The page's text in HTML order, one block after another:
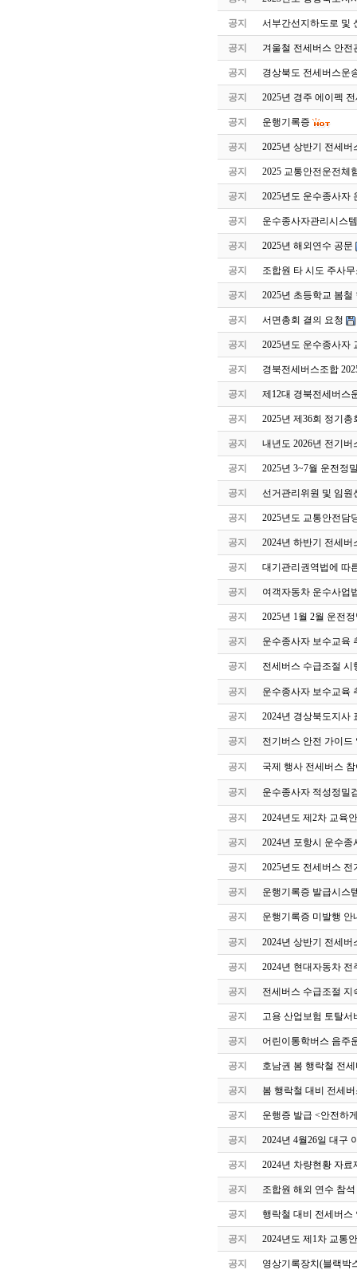
공지 서부간선지하도로 및
공지 겨울철 전세버스 안전
공지 경상북도 전세버스운
공지 2025년 경주 에이펙
공지 운행기록증
공지 2025년 상반기 전세
공지 2025 교통안전운전체
공지 2025년도 운수종사자
공지 운수종사자관리시스
공지 2025년 해외연수 공문
공지 조합원 타 시도 주사
공지 2025년 초등학교 봄
공지 서면총회 결의 요청
공지 2025년도 운수종사자
공지 경북전세버스조합
공지 제12대 경북전세버스
공지 2025년 제36회 정기총
공지 내년도 2026년 전기
공지 2025년 3~7월 운전정
공지 선거관리위원 및 임원
공지 2025년도 교통안전담
공지 2024년 하반기 전세
공지 대기관리권역법에 따
공지 여객자동차 운수사업
공지 2025년 1월 2월 운전
공지 운수종사자 보수교육
공지 전세버스 수급조절 시
공지 운수종사자 보수교육
공지 2024년 경상북도지사
공지 전기버스 안전 가이드
공지 국제 행사 전세버스
공지 운수종사자 적성정밀
공지 2024년도 제2차 교육
공지 2024년 포항시 운수
공지 2025년도 전세버스
공지 운행기록증 발급시스
공지 운행기록증 미발행 안
공지 2024년 상반기 전세
공지 2024년 현대자동차
공지 전세버스 수급조절 지
공지 고용 산업보험 토탈서
공지 어린이통학버스 음주
공지 호남권 봄 행락철 전
공지 봄 행락철 대비 전세
공지 운행증 발급 <안전하
공지 2024년 4월26일 대구
공지 2024년 차량현황 자료
공지 조합원 해외 연수 참
공지 행락철 대비 전세버스
공지 2024년도 제1차 교통
공지 영상기록장치(블랙박